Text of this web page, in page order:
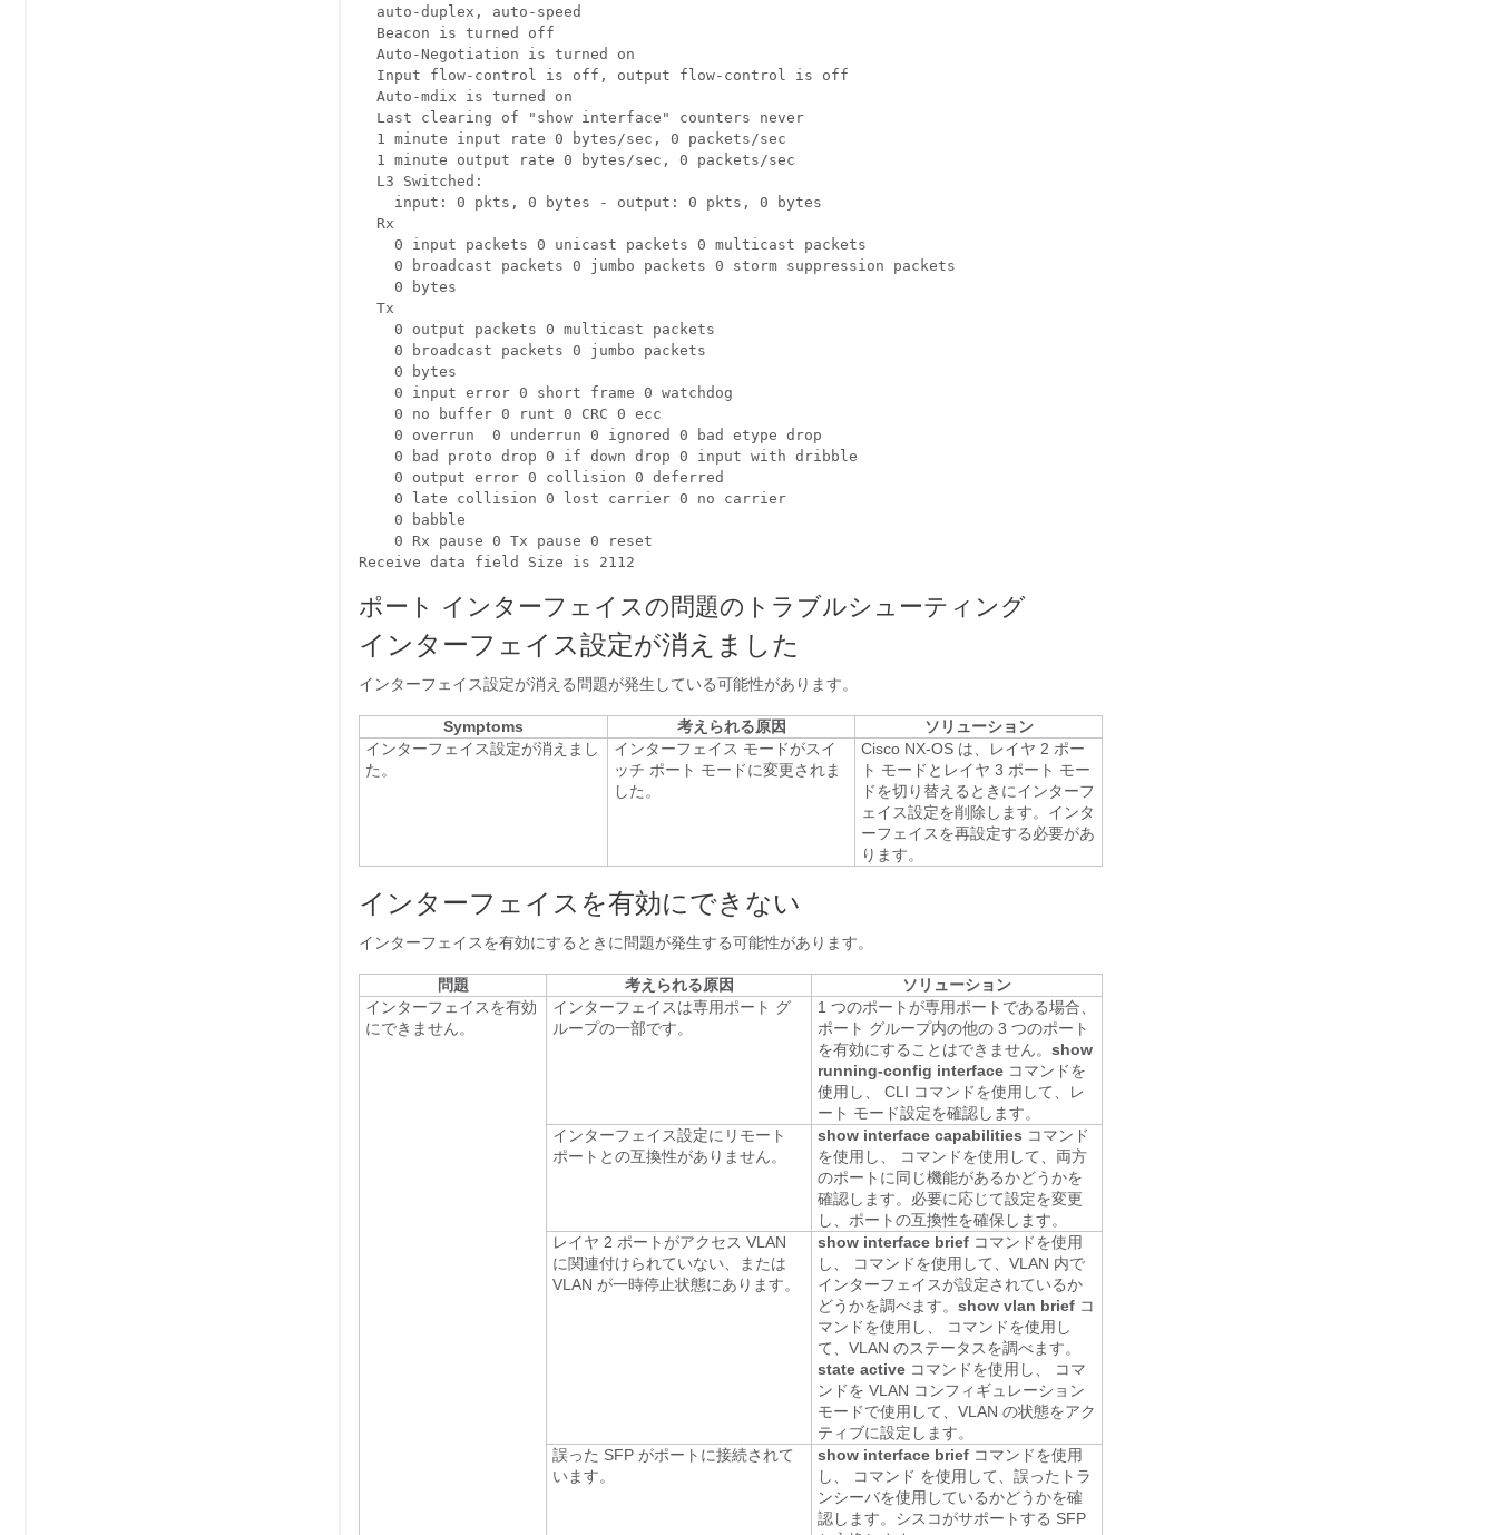
  auto-duplex, auto-speed
  Beacon is turned off
  Auto-Negotiation is turned on
  Input flow-control is off, output flow-control is off
  Auto-mdix is turned on
  Last clearing of "show interface" counters never
  1 minute input rate 0 bytes/sec, 0 packets/sec
  1 minute output rate 0 bytes/sec, 0 packets/sec
  L3 Switched:
    input: 0 pkts, 0 bytes - output: 0 pkts, 0 bytes
  Rx
    0 input packets 0 unicast packets 0 multicast packets
    0 broadcast packets 0 jumbo packets 0 storm suppression packets
    0 bytes
  Tx
    0 output packets 0 multicast packets
    0 broadcast packets 0 jumbo packets
    0 bytes
    0 input error 0 short frame 0 watchdog
    0 no buffer 0 runt 0 CRC 0 ecc
    0 overrun  0 underrun 0 ignored 0 bad etype drop
    0 bad proto drop 0 if down drop 0 input with dribble
    0 output error 0 collision 0 deferred
    0 late collision 0 lost carrier 0 no carrier
    0 babble
    0 Rx pause 0 Tx pause 0 reset
ポート インターフェイスの問題のトラブルシューティング
インターフェイス設定が消えました
インターフェイス設定が消える問題が発生している可能性があります。
Symptoms 考えられる原因
ソリューション
インターフェイス設定が消えまし
た。
インターフェイス モードがスイ
ッチ ポート モードに変更されま
した。
Cisco NX-OS は、レイヤ 2 ポー
ト モードとレイヤ 3 ポート モー
ドを切り替えるときにインターフ
ェイス設定を削除します。インタ
ーフェイスを再設定する必要があ
ります。
インターフェイスを有効にできない
インターフェイスを有効にするときに問題が発生する可能性があります。
問題 考えられる原因
ソリューション
インターフェイスを有効
にできません。
インターフェイスは専用ポート グ
ループの一部です。
1 つのポートが専用ポートである場合、
ポート グループ内の他の 3 つのポート
を有効にすることはできません。 show
running-config interface コマンドを
使用し、 CLI コマンドを使用して、レ
ート モード設定を確認します。
インターフェイス設定にリモート
ポートとの互換性がありません。
show interface capabilities コマンド
を使用し、 コマンドを使用して、両方
のポートに同じ機能があるかどうかを
確認します。必要に応じて設定を変更
し、ポートの互換性を確保します。
レイヤ 2 ポートがアクセス VLAN
に関連付けられていない、または
VLAN が一時停止状態にあります。
show interface brief コマンドを使用
し、 コマンドを使用して、VLAN 内で
インターフェイスが設定されているか
どうかを調べます。 show vlan brief コ
マンドを使用し、 コマンドを使用し
て、VLAN のステータスを調べます。
state active コマンドを使用し、 コマ
ンドを VLAN コンフィギュレーション
モードで使用して、VLAN の状態をアク
ティブに設定します。
誤った SFP がポートに接続されて
います。
show interface brief コマンドを使用
し、 コマンド を使用して、誤ったトラ
ンシーバを使用しているかどうかを確
認します。シスコがサポートする SFP